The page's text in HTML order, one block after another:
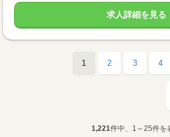
求人詳細を見る
1 2 3 4
1,221件中、1～25件を